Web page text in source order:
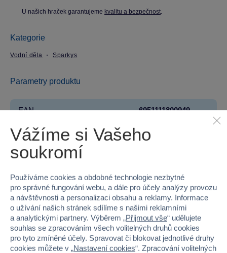
U našich hraček garantujeme kvalitu a bezpečnost.
Kategorie
Vodní děla Sparkys
Parametry produktu
EAN 6951111800949
Kód produktu 29PC-10244J
Značka
Věk od 3
Pohlaví HOLKA, KLUK
Materiál PLAST
Šířka 7
Vážíme si Vašeho
soukromí
Používáme cookies a obdobné technologie nezbytné
pro správné fungování webu, a dále pro účely analýzy provozu
a návštěvnosti a personalizaci obsahu a reklamy. Informace
o užívání našich stránek sdílíme s našimi reklamními
a analytickými partnery. Výběrem „Přijmout vše“ udělujete
souhlas se zpracováním všech volitelných druhů cookies
pro tyto zmíněné účely. Spravovat či blokovat jednotlivé druhy
cookies můžete v „Nastavení cookies“. Zpracování volitelných